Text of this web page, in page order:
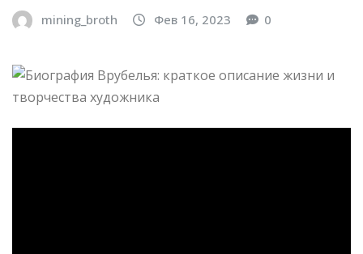
mining_broth Фев 16, 2023 0